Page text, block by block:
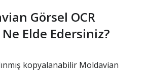
Görsel OCR
Elde Edersiniz?
kopyalanabilir Moldavian